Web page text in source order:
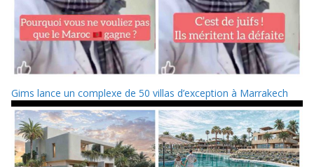
Gims lance un complexe de 50 villas d’exception à Marrakech